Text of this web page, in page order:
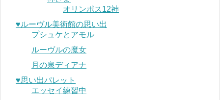
オリンポス12神
♥︎ルーヴル美術館の思い出
プシュケとアモル
ルーヴルの魔女
月の泉ディアナ
♥︎思い出パレット
エッセイ練習中